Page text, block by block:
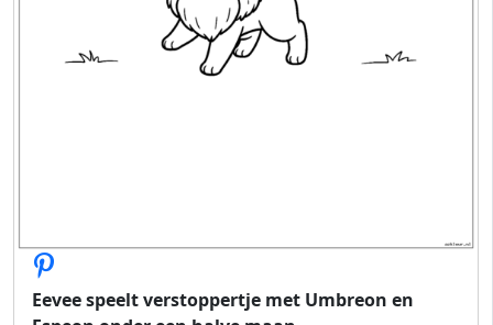
Eevee speelt verstoppertje met Umbreon en